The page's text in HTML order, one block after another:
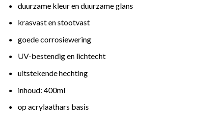
duurzame kleur en duurzame glans
krasvast en stootvast
goede corrosiewering
UV-bestendig en lichtecht
uitstekende hechting
inhoud: 400ml
op acrylaathars basis